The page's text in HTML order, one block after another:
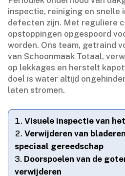
inspectie, reiniging en snelle
defecten zijn.​ Met reguliere
opstoppingen opgespoord
worden.​ Ons team, getraind
van Schoonmaak Totaal,
op lekkages en herstelt
doel is water altijd
laten stromen.​
Visuele inspectie van
Verwijderen van
speciaal gereedschap
Doorspoelen van de
verwijderen